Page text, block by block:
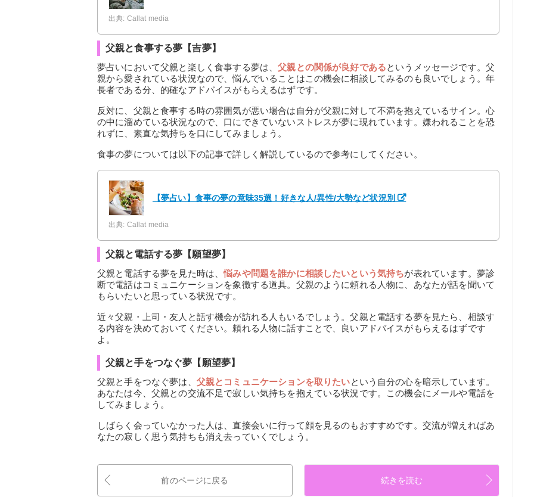
出典: Callat media
父親と食事する夢【吉夢】
夢占いにおいて父親と楽しく食事する夢は、父親との関係が良好であるというメッセージです。父
親から愛されている状況なので、悩んでいることはこの機会に相談してみるのも良いでしょう。年
長者である分、的確なアドバイスがもらえるはずです。
反対に、父親と食事する時の雰囲気が悪い場合は自分が父親に対して不満を抱えているサイン。心
の中に溜めている状況なので、口にできていないストレスが夢に現れています。嫌われることを恐
れずに、素直な気持ちを口にしてみましょう。
食事の夢については以下の記事で詳しく解説しているので参考にしてください。
【夢占い】食事の夢の意味35選！好きな人/異性/大勢など状況別
出典: Callat media
父親と電話する夢【願望夢】
父親と電話する夢を見た時は、悩みや問題を誰かに相談したいという気持ちが表れています。夢診
断で電話はコミュニケーションを象徴する道具。父親のように頼れる人物に、あなたが話を聞いて
もらいたいと思っている状況です。
近々父親・上司・友人と話す機会が訪れる人もいるでしょう。父親と電話する夢を見たら、相談す
る内容を決めておいてください。頼れる人物に話すことで、良いアドバイスがもらえるはずです
よ。
父親と手をつなぐ夢【願望夢】
父親と手をつなぐ夢は、 父親とコミュニケーションを取りたいという自分の心を暗示しています。
あなたは今、父親との交流不足で寂しい気持ちを抱えている状況です。この機会にメールや電話を
してみましょう。
しばらく会っていなかった人は、直接会いに行って顔を見るのもおすすめです。交流が増えればあ
なたの寂しく思う気持ちも消え去っていくでしょう。
前のページに戻る 続きを読む